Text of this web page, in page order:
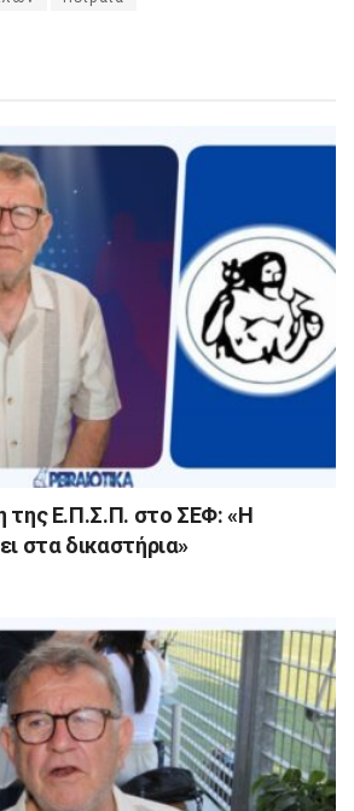
της Ε.Π.Σ.Π. στο ΣΕΦ: «Η
στα δικαστήρια»